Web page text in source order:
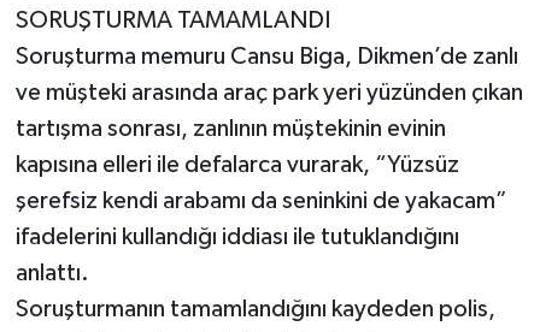
SORUŞTURMA TAMAMLANDI
Soruşturma memuru Cansu Biga, Dikmen’de zanlı
ve müşteki arasında araç park yeri yüzünden çıkan
tartışma sonrası, zanlının müştekinin evinin
kapısına elleri ile defalarca vurarak, “Yüzsüz
şerefsiz kendi arabamı da seninkini de yakacam”
ifadelerini kullandığı iddiası ile tutuklandığını
anlattı.
Soruşturmanın tamamlandığını kaydeden polis,